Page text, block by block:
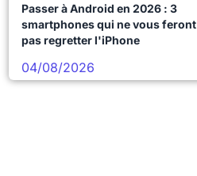
Passer à Android en 2026 : 3
smartphones qui ne vous feront
pas regretter l'iPhone
04/08/2026